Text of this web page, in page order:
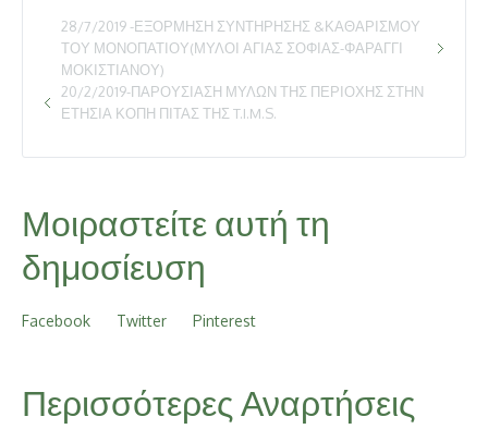
28/7/2019 -ΕΞΌΡΜΗΣΗ ΣΥΝΤΉΡΗΣΗΣ &ΚΑΘΑΡΙΣΜΟΎ
ΤΟΥ ΜΟΝΟΠΑΤΙΟΎ(ΜΎΛΟΙ ΑΓΊΑΣ ΣΟΦΊΑΣ-ΦΑΡΆΓΓΙ
ΜΟΚΙΣΤΙΆΝΟΥ)
20/2/2019-ΠΑΡΟΥΣΊΑΣΗ ΜΎΛΩΝ ΤΗΣ ΠΕΡΙΟΧΉΣ ΣΤΗΝ
ΕΤΉΣΙΑ ΚΟΠΉ ΠΊΤΑΣ ΤΗΣ T.I.M.S.
Μοιραστείτε αυτή τη
δημοσίευση
Facebook Twitter Pinterest
Περισσότερες Αναρτήσεις